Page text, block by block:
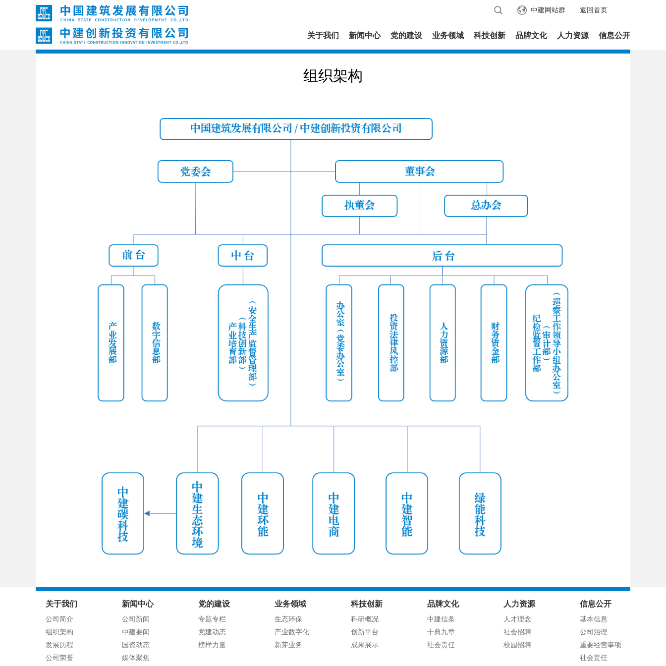
返回首页
中建网站群
关于我们 新闻中心 党的建设 业务领域 科技创新 品牌文化 人力资源 信息公开
组织架构
关于我们
公司简介
组织架构
发展历程
公司荣誉
新闻中心
公司新闻
中建要闻
国资动态
媒体聚焦
党的建设
专题专栏
党建动态
榜样力量
业务领域
生态环保
产业数字化
新芽业务
科技创新
科研概况
创新平台
成果展示
品牌文化
中建信条
十典九章
社会责任
人力资源
人才理念
社会招聘
校园招聘
信息公开
基本信息
公司治理
重要经营事项
社会责任